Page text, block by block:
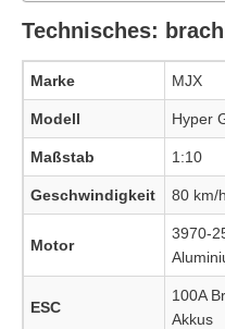
Technisches:
Marke MJX
Modell Hyper
Maßstab 1:10
Geschwindigkeit 80 km/
Motor
3970-
ESC
100A
Akkus